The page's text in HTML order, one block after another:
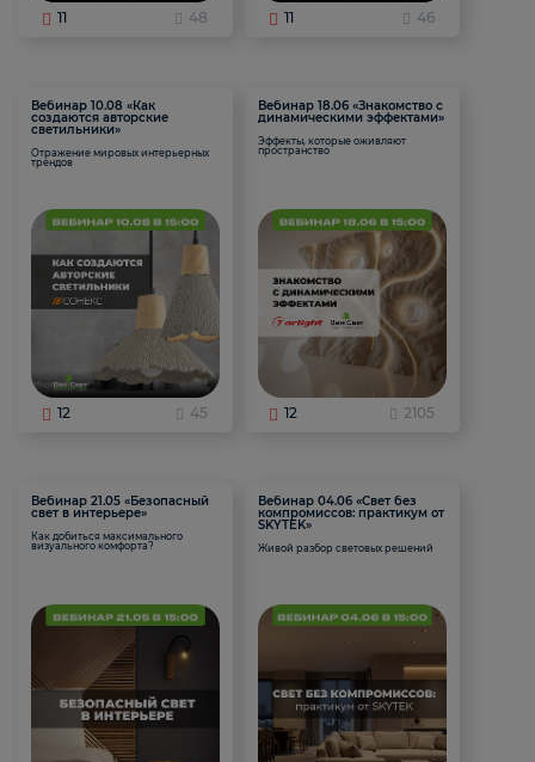
11 48 11 46
Вебинар 10.08 «Как
создаются авторские
светильники»
Отражение мировых интерьерных
трендов
12 45
Вебинар 18.06 «Знакомство с
динамическими эффектами»
Эффекты, которые оживляют
пространство
12 2105
Вебинар 21.05 «Безопасный
свет в интерьере»
Как добиться максимального
визуального комфорта?
Вебинар 04.06 «Свет без
компромиссов: практикум от
SKYTEK»
Живой разбор световых решений